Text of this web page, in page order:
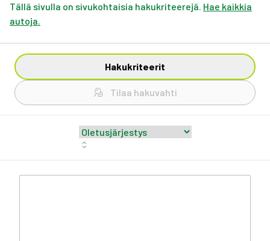
Tällä sivulla on sivukohtaisia hakukriteerejä. Hae kaikkia
autoja.
Hakukriteerit
Tilaa hakuvahti